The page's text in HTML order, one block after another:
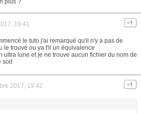
plus ?
19:41
le tuto j'ai remarqué qu'il n'y a pas de
le trouvé ou ya t'il un équivalence
ultra lune et je ne trouve aucun fichier du nom de
soit
2017, 19:42